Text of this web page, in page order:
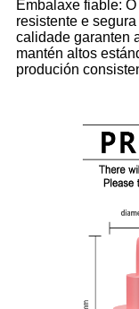
Embalaxe fiable:
resistente e
calidade garanten
mantén altos
produción